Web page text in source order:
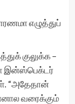
எழுத்துப்
குலுக்க –
இன்ஸ்பெக்டர்
“அதேதான்
வரைக்கும்